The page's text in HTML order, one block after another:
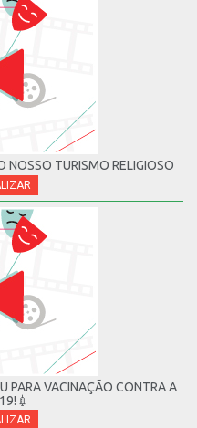
NOSSO TURISMO RELIGIOSO
PARA VACINAÇÃO CONTRA A